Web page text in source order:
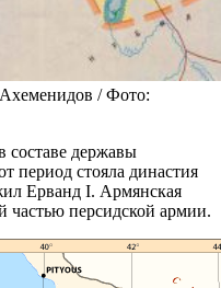
/ Фото:
составе державы
период стояла династия
Ерванд I. Армянская
частью персидской армии.